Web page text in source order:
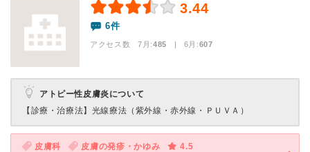
3.44
6件
アクセス数 7月:485 | 6月:607
アトピー性皮膚炎について
【診療・治療法】 光線療法（紫外線・赤外線・ＰＵＶＡ）
皮膚科 皮膚の発疹・かゆみ
4.5